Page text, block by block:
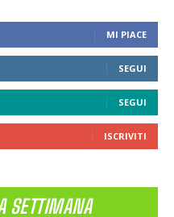
MI PIACE
SEGUI
SEGUI
ISCRIVITI
SETTIMANA